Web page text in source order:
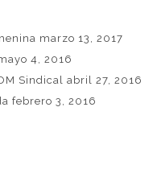
marzo 13, 2017
4, 2016
Sindical abril 27, 2016
febrero 3, 2016